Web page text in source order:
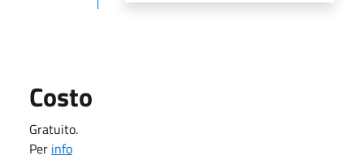
Costo
Gratuito.
Per info